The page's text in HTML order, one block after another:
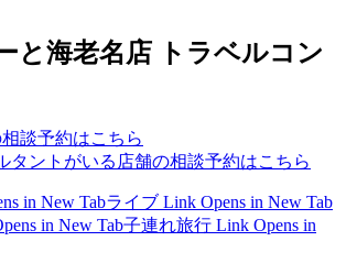
と海老名店 トラベルコン
談予約はこちら
タントがいる店舗の相談予約はこちら
in New Tabライブ Link Opens in New Tab
in New Tab子連れ旅行 Link Opens in